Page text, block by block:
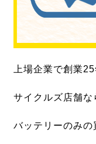
上場企業で創業
サイクルズ店舗
バッテリーのみ